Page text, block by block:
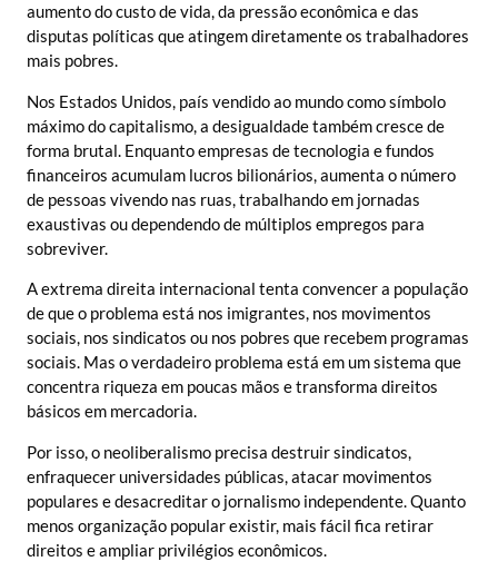
aumento do custo de vida, da pressão econômica e das
disputas políticas que atingem diretamente os trabalhadores
mais pobres.
Nos Estados Unidos, país vendido ao mundo como símbolo
máximo do capitalismo, a desigualdade também cresce de
forma brutal. Enquanto empresas de tecnologia e fundos
financeiros acumulam lucros bilionários, aumenta o número
de pessoas vivendo nas ruas, trabalhando em jornadas
exaustivas ou dependendo de múltiplos empregos para
sobreviver.
A extrema direita internacional tenta convencer a população
de que o problema está nos imigrantes, nos movimentos
sociais, nos sindicatos ou nos pobres que recebem programas
sociais. Mas o verdadeiro problema está em um sistema que
concentra riqueza em poucas mãos e transforma direitos
básicos em mercadoria.
Por isso, o neoliberalismo precisa destruir sindicatos,
enfraquecer universidades públicas, atacar movimentos
populares e desacreditar o jornalismo independente. Quanto
menos organização popular existir, mais fácil fica retirar
direitos e ampliar privilégios econômicos.